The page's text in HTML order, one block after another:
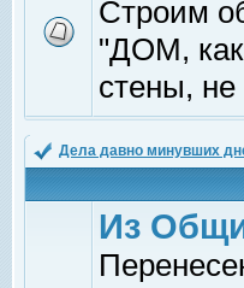
Строим
"ДОМ, как
стены, не
Дела давно минувших
Из